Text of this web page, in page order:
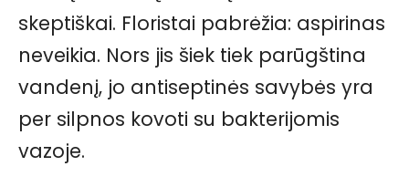
skeptiškai. Floristai pabrėžia: aspirinas
neveikia. Nors jis šiek tiek parūgština
vandenį, jo antiseptinės savybės yra
per silpnos kovoti su bakterijomis
vazoje.